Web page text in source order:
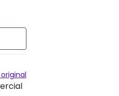
años